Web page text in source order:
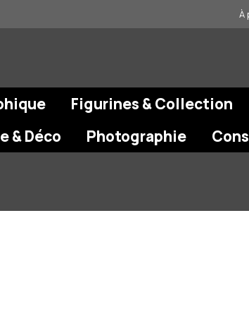
À
Figurines & Collection
& Déco
Photographie